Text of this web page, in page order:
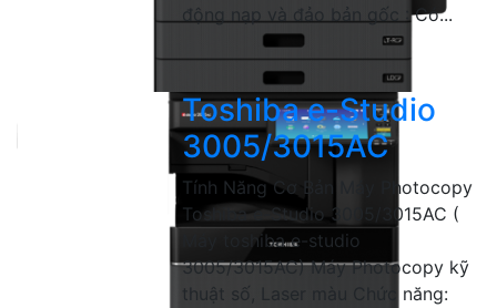
động nạp và đảo bản gốc : Có...
Toshiba e-Studio
3005/3015AC
Tính Năng Cơ Bản Máy Photocopy
Toshiba e-Studio 3005/3015AC (
Máy toshiba e-studio
3005/3015AC) Máy Photocopy kỹ
thuật số, Laser màu Chức năng: